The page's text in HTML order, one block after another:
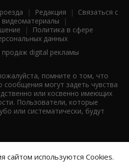
| Редакция | Связаться с
видеоматериалы |
|
Политика в сфере
данных
digital рекламы
помните о том, что
могут задеть чувства
или косвенно имеющих
Пользователи, которые
или систематически, будут
сайтом используются Cookies.